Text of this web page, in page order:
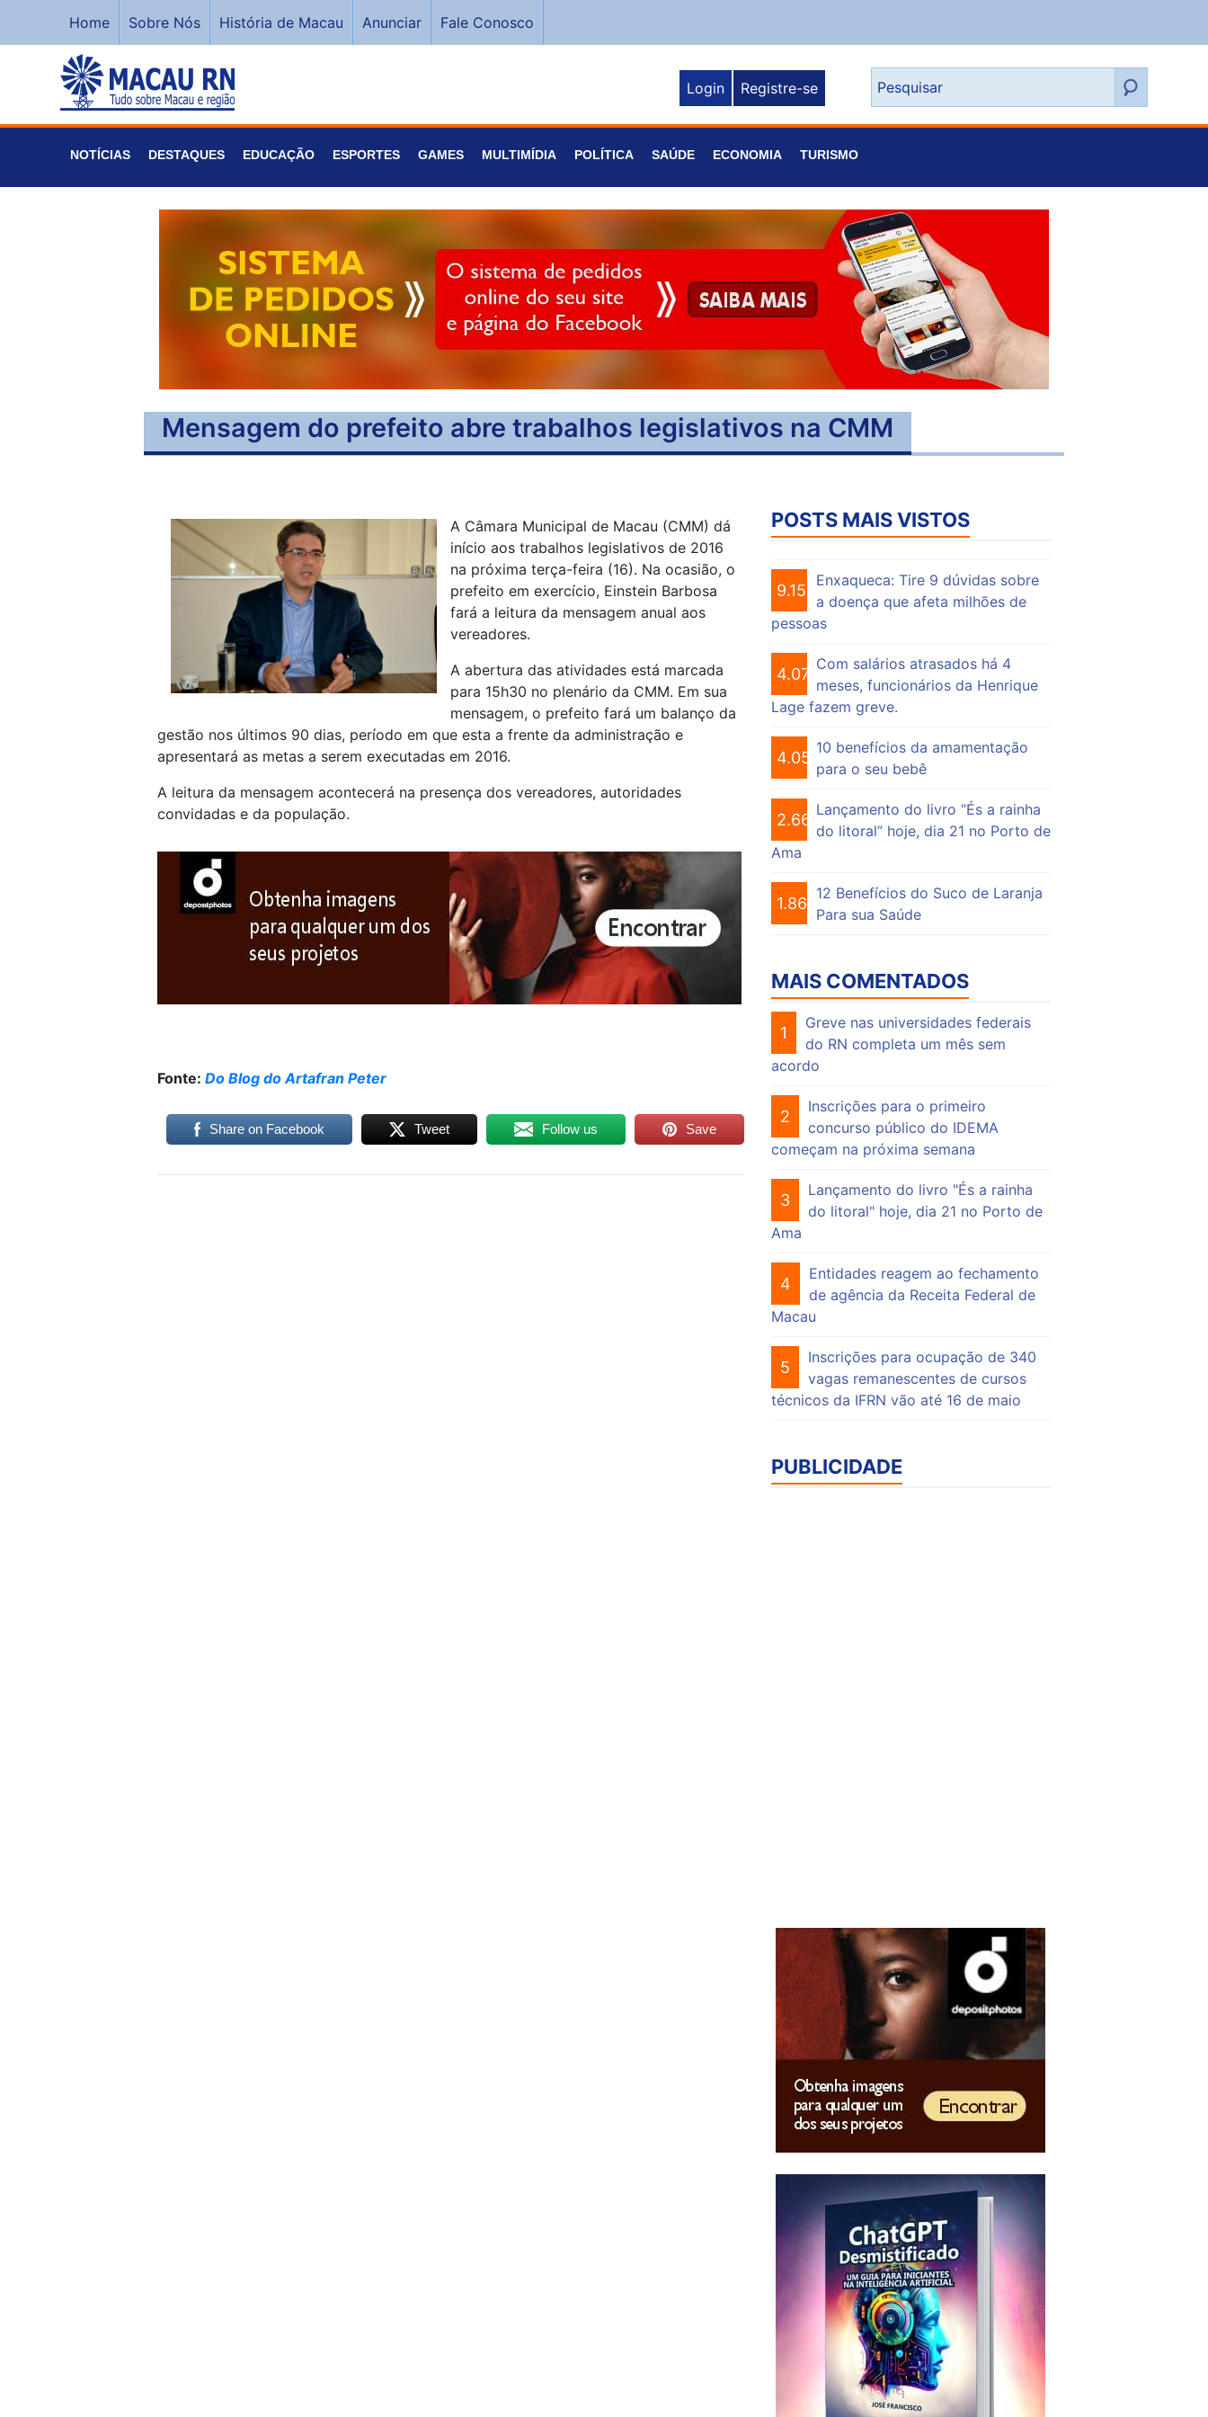
Home Sobre Nós História de Macau Anunciar Fale Conosco
Login Registre-se
NOTÍCIAS DESTAQUES EDUCAÇÃO ESPORTES GAMES MULTIMÍDIA POLÍTICA SAÚDE ECONOMIA TURISMO
Mensagem do prefeito abre trabalhos legislativos na CMM
A Câmara Municipal de Macau (CMM) dá
início aos trabalhos legislativos de 2016
na próxima terça-feira (16). Na ocasião, o
prefeito em exercício, Einstein Barbosa
fará a leitura da mensagem anual aos
vereadores.
A abertura das atividades está marcada
para 15h30 no plenário da CMM. Em sua
mensagem, o prefeito fará um balanço da
gestão nos últimos 90 dias, período em que esta a frente da administração e
apresentará as metas a serem executadas em 2016.
A leitura da mensagem acontecerá na presença dos vereadores, autoridades
convidadas e da população.
Fonte: Do Blog do Artafran Peter
Share on Facebook Tweet Follow us Save
POSTS MAIS VISTOS
9.159
Enxaqueca: Tire 9 dúvidas sobre
a doença que afeta milhões de
pessoas
4.076
Com salários atrasados há 4
meses, funcionários da Henrique
Lage fazem greve.
4.056
10 benefícios da amamentação
para o seu bebê
2.662
Lançamento do livro “És a rainha
do litoral” hoje, dia 21 no Porto de
Ama
1.864
12 Benefícios do Suco de Laranja
Para sua Saúde
MAIS COMENTADOS
1
Greve nas universidades federais
do RN completa um mês sem
acordo
2
Inscrições para o primeiro
concurso público do IDEMA
começam na próxima semana
3
Lançamento do livro "És a rainha
do litoral" hoje, dia 21 no Porto de
Ama
4
Entidades reagem ao fechamento
de agência da Receita Federal de
Macau
5
Inscrições para ocupação de 340
vagas remanescentes de cursos
técnicos da IFRN vão até 16 de maio
PUBLICIDADE